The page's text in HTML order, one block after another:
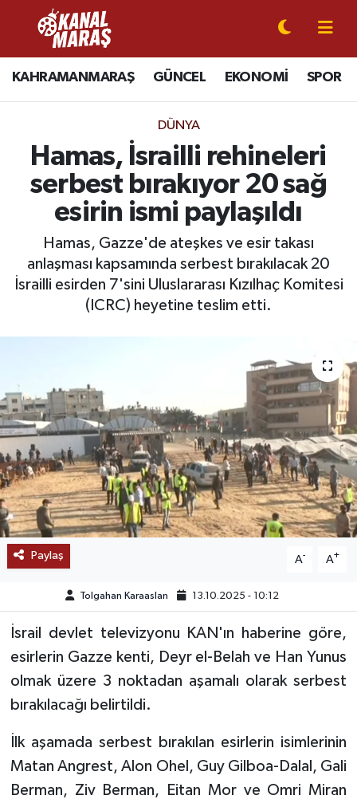
KAHRAMANMARAŞ GÜNCEL EKONOMİ SPOR
DÜNYA
Hamas, İsrailli rehineleri
serbest bırakıyor 20 sağ
esirin ismi paylaşıldı
Hamas, Gazze'de ateşkes ve esir takası
anlaşması kapsamında serbest bırakılacak 20
İsrailli esirden 7'sini Uluslararası Kızılhaç Komitesi
(ICRC) heyetine teslim etti.
Paylaş A- A+
Tolgahan Karaaslan 13.10.2025 - 10:12
İsrail devlet televizyonu KAN'ın haberine göre,
esirlerin Gazze kenti, Deyr el-Belah ve Han Yunus
olmak üzere 3 noktadan aşamalı olarak serbest
bırakılacağı belirtildi.
İlk aşamada serbest bırakılan esirlerin isimlerinin
Matan Angrest, Alon Ohel, Guy Gilboa-Dalal, Gali
Berman, Ziv Berman, Eitan Mor ve Omri Miran
CANLI YAYIN
KAHRAMANMARAŞ
SPOR
SİYASET
EKONOMİ
GÜNDEM
SAĞLIK
EĞİTİM
BÖLGE
KEŞFET
POPÜLER
DÜNYA
TREND
OTOMOTİV
TEKNOLOJİ
YAŞAM
Kahramanmaraş Nöbetçi Eczaneler
Kahramanmaraş Hava Durumu
Kahramanmaraş Namaz Vakitleri
Kahramanmaraş Trafik Yoğunluk Haritası
Süper Lig Puan Durumu ve Fikstür
Tüm Manşetler
Son Dakika Haberleri